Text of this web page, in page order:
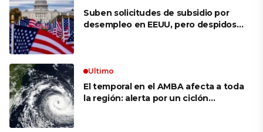
Suben solicitudes de subsidio por
desempleo en EEUU, pero despidos
Ultimo
El temporal en el AMBA afecta a toda
la región: alerta por un ciclón